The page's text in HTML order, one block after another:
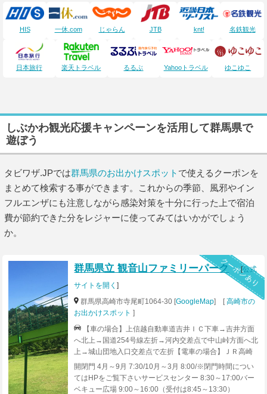
HIS 一休.com じゃらん JTB knt! 名鉄観光
日本旅行 楽天トラベル るるぶ Yahooトラベル ゆこゆこ
しぶかわ観光応援キャンペーンを活用して群馬県で
遊ぼう
タビワザ.JPでは群馬県のお出かけスポット で使えるクーポンを
まとめて検索する事ができます。これからの季節、風邪やイン
フルエンザにも注意しながら感染対策を十分に行った上で宿泊
費が節約できた分をレジャーに使ってみてはいかがでしょう
か。
クーポンあり
群馬県立 観音山ファミリーパーク [公式
サイトを開く]
群馬県高崎市寺尾町1064-30 [GoogleMap] [高崎市の
お出かけスポット ]
【車の場合】上信越自動車道吉井ＩＣ下車→吉井方面
へ北上→国道254号線左折→河内交差点で中山峠方面へ北
上→城山団地入口交差点で左折【電車の場合】ＪＲ高崎
駅下車 西口より上信バス「観音山ファミリーパーク行
き」にて約35分
開閉門 4月～9月 7:30/10月～3月 8:00/※閉門時間につい
てはHPをご覧下さいサービスセンター 8:30～17:00バー
ベキュー広場 9:00～16:00（受付は8:45～13:30）